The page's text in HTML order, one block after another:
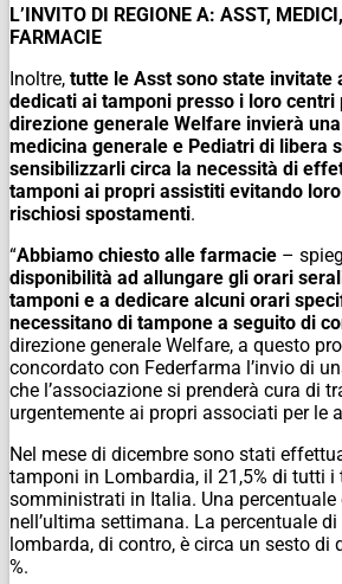
L’INVITO DI REGIONE A: ASST,
FARMACIE
Inoltre, tutte le Asst sono state invitate
dedicati ai tamponi presso i loro centri
direzione generale Welfare invierà
medicina generale e Pediatri di libera
sensibilizzarli circa la necessità di
tamponi ai propri assistiti evitando
rischiosi spostamenti.
“Abbiamo chiesto alle farmacie –
disponibilità ad allungare gli orari
tamponi e a dedicare alcuni orari
necessitano di tampone a seguito di
direzione generale Welfare, a questo
concordato con Federfarma l’invio di
che l’associazione si prenderà cura di
urgentemente ai propri associati per le
Nel mese di dicembre sono stati
tamponi in Lombardia, il 21,5% di tutti i
somministrati in Italia. Una percentuale
nell’ultima settimana. La percentuale
lombarda, di contro, è circa un sesto di
%.